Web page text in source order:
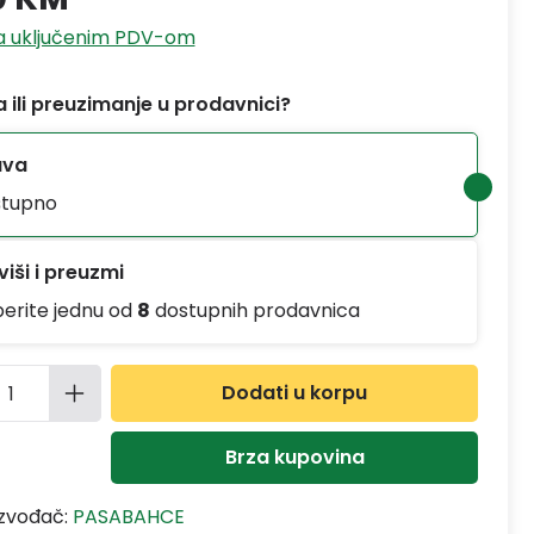
uključenim PDV-om
ili preuzimanje u prodavnici?
i preuzmi
jednu od 8 dostupnih prodavnica
proizvoda: Unesite željenu
Dodati u korpu
Brza kupovina
PASABAHCE